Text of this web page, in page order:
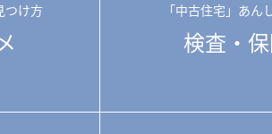
つけ方 「中古住宅」あ
検査・